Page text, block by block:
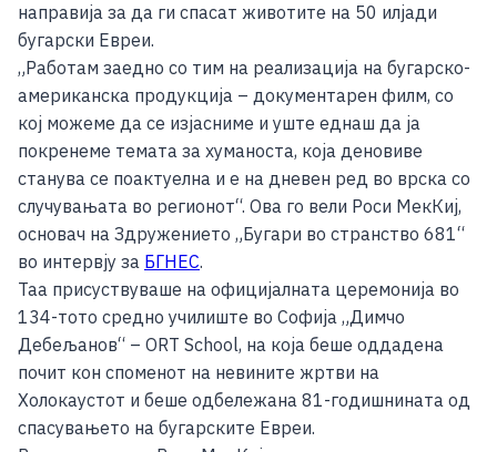
направија за да ги спасат животите на 50 илјади
бугарски Евреи.
„Работам заедно со тим на реализација на бугарско-
американска продукција – документарен филм, со
кој можеме да се изјасниме и уште еднаш да ја
покренеме темата за хуманоста, која деновиве
станува се поактуелна и е на дневен ред во врска со
случувањата во регионот“. Ова го вели Роси МекКиј,
основач на Здружението „Бугари во странство 681“
во интервју за БГНЕС.
Таа присуствуваше на официјалната церемонија во
134-тото средно училиште во Софија „Димчо
Дебељанов“ – ORT School, на која беше оддадена
почит кон споменот на невините жртви на
Холокаустот и беше одбележана 81-годишнината од
спасувањето на бугарските Евреи.